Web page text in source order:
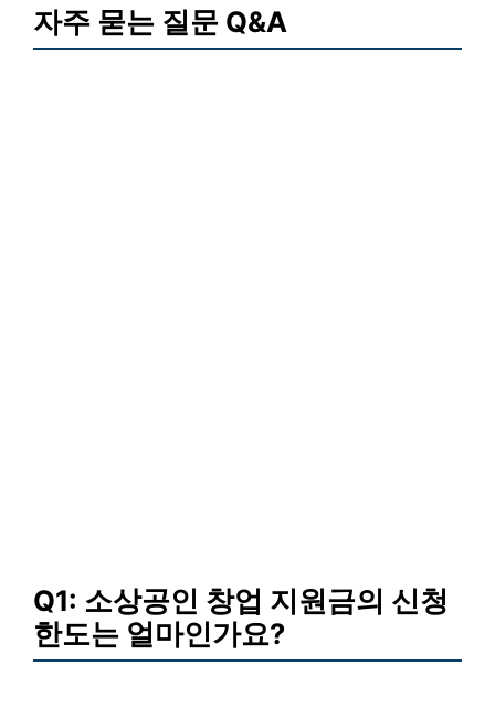
자주 묻는 질문 Q&A
Q1: 소상공인 창업 지원금의 신청
한도는 얼마인가요?